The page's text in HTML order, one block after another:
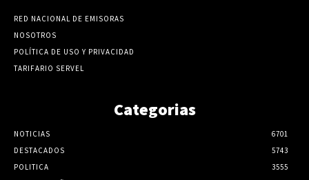
RED NACIONAL DE EMISORAS
NOSOTROS
POLÍTICA DE USO Y PRIVACIDAD
TARIFARIO SERVEL
Categorias
NOTICIAS
6701
DESTACADOS
5743
POLITICA
3555